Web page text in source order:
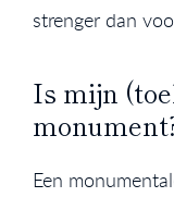
strenger dan
Is mijn
Een